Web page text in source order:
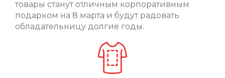
товары станут отличным корпоративным
подарком на 8 марта и будут радовать
обладательницу долгие годы.